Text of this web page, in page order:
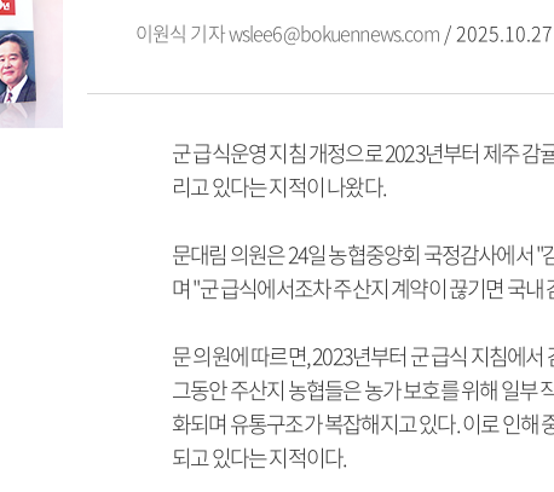
이원식 기자wslee6@bokuennews.com /
군 급식운영 지침 개정으로 2023년부터 제주
리고 있다는 지적이 나왔다.
문대림 의원은 24일 농협중앙회 국정감사에서
며 "군 급식에서조차 주산지 계약이 끊기면 국
문 의원에 따르면, 2023년부터 군 급식 지침에
그동안 주산지 농협들은 농가 보호를 위해 일부
화되며 유통구조가 복잡해지고 있다. 이로 인해
되고 있다는 지적이다.